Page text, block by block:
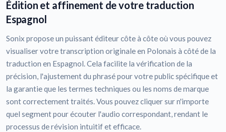
Édition et affinement de votre traduction
Espagnol
Sonix propose un puissant éditeur côte à côte où vous pouvez
visualiser votre transcription originale en Polonais à côté de la
traduction en Espagnol. Cela facilite la vérification de la
précision, l'ajustement du phrasé pour votre public spécifique et
la garantie que les termes techniques ou les noms de marque
sont correctement traités. Vous pouvez cliquer sur n'importe
quel segment pour écouter l'audio correspondant, rendant le
processus de révision intuitif et efficace.